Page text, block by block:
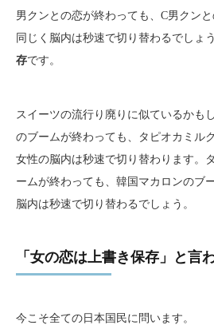
男クンとの恋が終わっても、C男クンと
同じく脳内は秒速で切り替わるでしょ
存です。
スイーツの流行り廃りに似ているかも
のブームが終わっても、タピオカミル
女性の脳内は秒速で切り替わります。
ームが終わっても、韓国マカロンのブ
脳内は秒速で切り替わるでしょう。
「女の恋は上書き保存」と言
今こそ全ての日本国民に問います。